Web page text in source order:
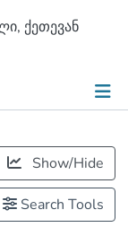
ქეთევან
Show/Hide
Search Tools